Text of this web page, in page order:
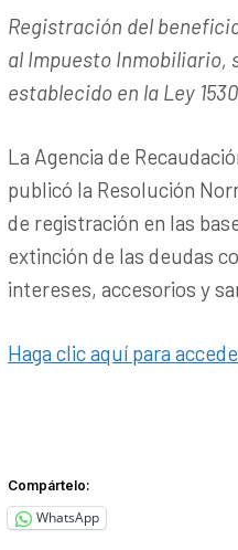
Registración del
al Impuesto Inmobiliario,
establecido en la Ley
La Agencia de
publicó la Resolución
de registración en las
extinción de las deudas
intereses, accesorios y
Haga clic aquí para
Compártelo:
WhatsApp